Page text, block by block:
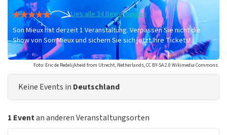
Lies alle 34 Bewertungen
Son Mieux hat derzeit 1 Veranstaltung. Verpassen Sie nicht die
Show von Son Mieux und sichern Sie sich jetzt Ihre Tickets!
Foto: Eric de Redelijkheid from Utrecht, Netherlands, CC BY-SA 2.0 Wikimedia Commons
Keine Events in Deutschland
1 Eventan anderen Veranstaltungsorten